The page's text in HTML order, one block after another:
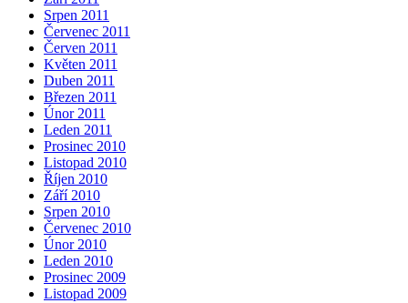
Srpen 2011
Červenec 2011
Červen 2011
Květen 2011
Duben 2011
Březen 2011
Únor 2011
Leden 2011
Prosinec 2010
Listopad 2010
Říjen 2010
Září 2010
Srpen 2010
Červenec 2010
Únor 2010
Leden 2010
Prosinec 2009
Listopad 2009